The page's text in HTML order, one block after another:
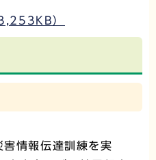
）
情報伝達訓練を実